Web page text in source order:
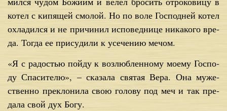
ко­тел с ки­пя­щей смо­лой. Но по во­ле Гос­под­ней ко­тел
охла­дил­ся и не при­чи­нил ис­по­вед­ни­це ни­ка­ко­го вре­
да. То­гда ее при­су­ди­ли к усе­че­нию ме­чом.
«Я с ра­до­стью пой­ду к воз­люб­лен­но­му мо­е­му Гос­по­
ду Спа­си­те­лю», – ска­за­ла свя­тая Ве­ра. Она му­же­
ствен­но пре­кло­ни­ла свою го­ло­ву под меч и так пре­
да­ла свой дух Бо­гу.